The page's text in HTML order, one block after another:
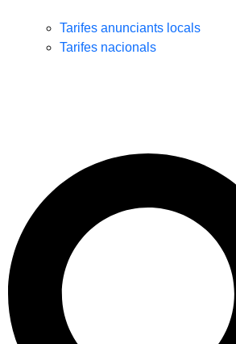
Tarifes anunciants locals
Tarifes nacionals